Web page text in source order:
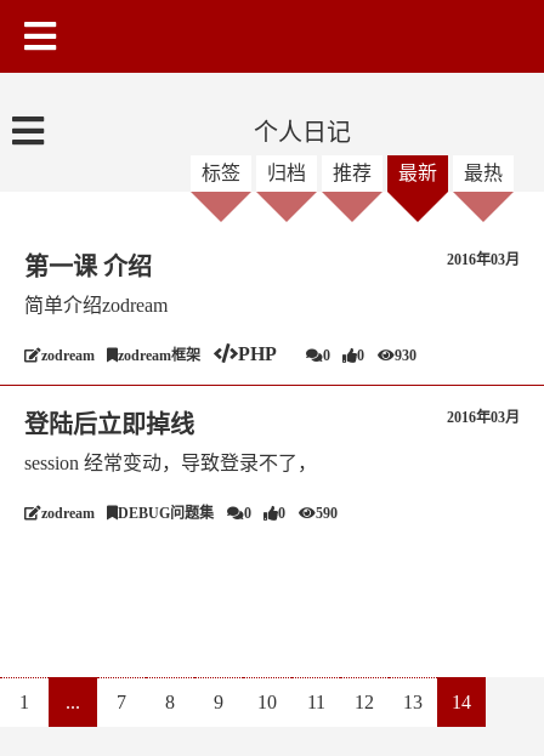
个人日记
标签 归档 推荐 最新 最热
第一课 介绍 2016年03月
简单介绍zodream
zodream zodream框架 PHP 0 0 930
登陆后立即掉线 2016年03月
session 经常变动，导致登录不了，
zodream DEBUG问题集 0 0 590
1 ... 7 8 9 10 11 12 13 14